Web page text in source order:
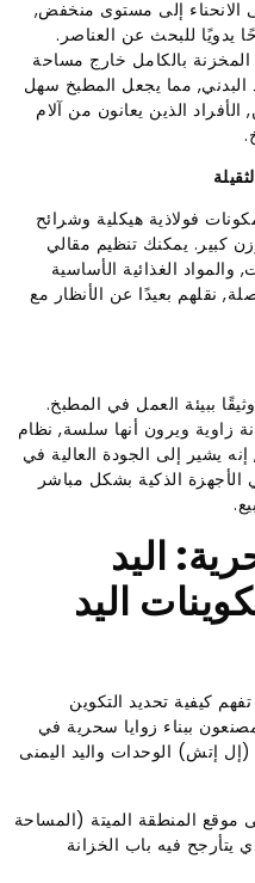
الانحناء إلى مستوى منخفض,
يدويًا للبحث عن العناصر.
بالكامل خارج مساحة
البدني, مما يجعل المطبخ سهل
الذين يعانون من آلام
فولاذية هيكلية وشرائح
كبير. يمكنك تنظيم مقالي
والمواد الغذائية الأساسية
نقلهم بعيدًا عن الأنظار مع
ببيئة العمل في المطبخ.
زاوية ويرون أنها سلسة, نظام
يشير إلى الجودة العالية في
الأجهزة الذكية بشكل مباشر
اليد
اليد
كيفية تحديد التكوين
ببناء زوايا سحرية في
(إل إتش) الوحدات واليد اليمنى
موقع المنطقة الميتة (المساحة
يتأرجح فيه باب الخزانة